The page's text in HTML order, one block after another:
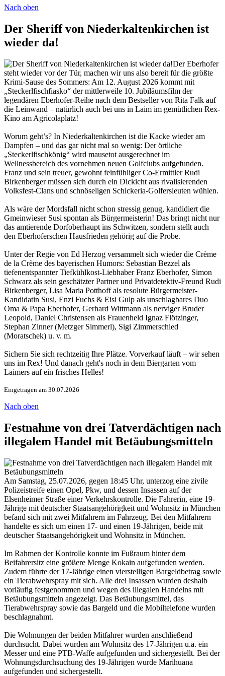
Nach oben
Der Sheriff von Niederkaltenkirchen ist
wieder da!
Der Eberhofer
steht wieder vor der Tür, machen wir uns also bereit für die größte
Krimi-Sause des Sommers: Am 12. August 2026 kommt mit
„Steckerlfischfiasko“ der mittlerweile 10. Jubiläumsfilm der
legendären Eberhofer-Reihe nach dem Bestseller von Rita Falk auf
die Leinwand – natürlich auch bei uns in Laim im gemütlichen Rex-
Kino am Agricolaplatz!
Worum geht’s? In Niederkaltenkirchen ist die Kacke wieder am
Dampfen – und das gar nicht mal so wenig: Der örtliche
„Steckerlfischkönig“ wird mausetot ausgerechnet im
Wellnessbereich des vornehmen neuen Golfclubs aufgefunden.
Franz und sein treuer, gewohnt feinfühliger Co-Ermittler Rudi
Birkenberger müssen sich durch ein Dickicht aus rivalisierenden
Volksfest-Clans und schnöseligen Schickeria-Golfersleuten wühlen.
Als wäre der Mordsfall nicht schon stressig genug, kandidiert die
Gmeinwieser Susi spontan als Bürgermeisterin! Das bringt nicht nur
das amtierende Dorfoberhaupt ins Schwitzen, sondern stellt auch
den Eberhoferschen Hausfrieden gehörig auf die Probe.
Unter der Regie von Ed Herzog versammelt sich wieder die Crème
de la Crème des bayerischen Humors: Sebastian Bezzel als
tiefenentspannter Tiefkühlkost-Liebhaber Franz Eberhofer, Simon
Schwarz als sein geschätzter Partner und Privatdetektiv-Freund Rudi
Birkenberger, Lisa Maria Potthoff als resolute Bürgermeister-
Kandidatin Susi, Enzi Fuchs & Eisi Gulp als unschlagbares Duo
Oma & Papa Eberhofer, Gerhard Wittmann als nerviger Bruder
Leopold, Daniel Christensen als Frauenheld Ignaz Flötzinger,
Stephan Zinner (Metzger Simmerl), Sigi Zimmerschied
(Moratschek) u. v. m.
Sichern Sie sich rechtzeitig Ihre Plätze. Vorverkauf läuft – wir sehen
uns im Rex! Und danach geht's noch in dem Biergarten vom
Laimers auf ein frisches Helles!
Eingetragen am 30.07.2026
Nach oben
Festnahme von drei Tatverdächtigen nach
illegalem Handel mit Betäubungsmitteln
Am Samstag, 25.07.2026, gegen 18:45 Uhr, unterzog eine zivile
Polizeistreife einen Opel, Pkw, und dessen Insassen auf der
Elsenheimer Straße einer Verkehrskontrolle. Die Fahrerin, eine 19-
Jährige mit deutscher Staatsangehörigkeit und Wohnsitz in München
befand sich mit zwei Mitfahrern im Fahrzeug. Bei den Mitfahrern
handelte es sich um einen 17- und einen 19-Jährigen, beide mit
deutscher Staatsangehörigkeit und Wohnsitz in München.
Im Rahmen der Kontrolle konnte im Fußraum hinter dem
Beifahrersitz eine größere Menge Kokain aufgefunden werden.
Zudem führte der 17-Jährige einen vierstelligen Bargeldbetrag sowie
ein Tierabwehrspray mit sich. Alle drei Insassen wurden deshalb
vorläufig festgenommen und wegen des illegalen Handelns mit
Betäubungsmitteln angezeigt. Das Betäubungsmittel, das
Tierabwehrspray sowie das Bargeld und die Mobiltelefone wurden
beschlagnahmt.
Die Wohnungen der beiden Mitfahrer wurden anschließend
durchsucht. Dabei wurden am Wohnsitz des 17-Jährigen u.a. ein
Messer und eine PTB-Waffe aufgefunden und sichergestellt. Bei der
Wohnungsdurchsuchung des 19-Jährigen wurde Marihuana
aufgefunden und sichergestellt.